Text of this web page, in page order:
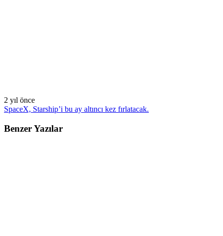
2 yıl önce
SpaceX, Starship’i bu ay altıncı kez fırlatacak.
Benzer Yazılar